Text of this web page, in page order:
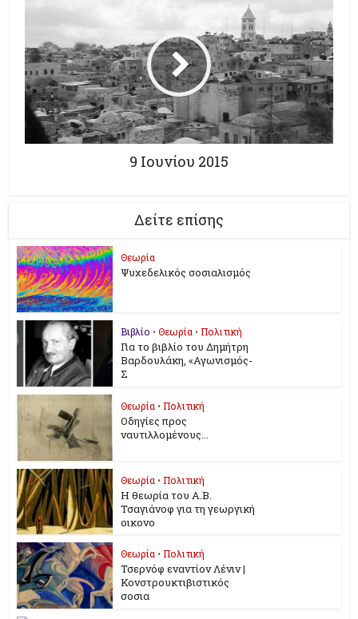
9 Ιουνίου 2015
Δείτε επίσης
Θεωρία
Ψυχεδελικός σοσιαλισμός
Βιβλίο • Θεωρία • Πολιτική
Για το βιβλίο του Δημήτρη
Βαρδουλάκη, «Αγωνισμός-
Σ
Θεωρία • Πολιτική
Οδηγίες προς
ναυτιλλομένους...
Θεωρία • Πολιτική
Η θεωρία του Α.Β.
Τσαγιάνοφ για τη γεωργική
οικονο
Θεωρία • Πολιτική
Τσερνόφ εναντίον Λένιν |
Κονστρουκτιβιστικός
σοσια